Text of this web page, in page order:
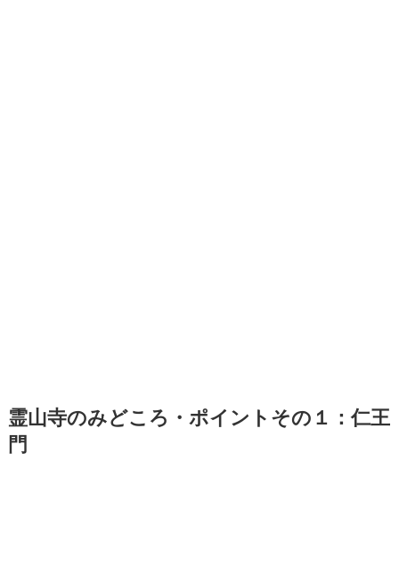
霊山寺のみどころ・ポイントその１：仁王
門